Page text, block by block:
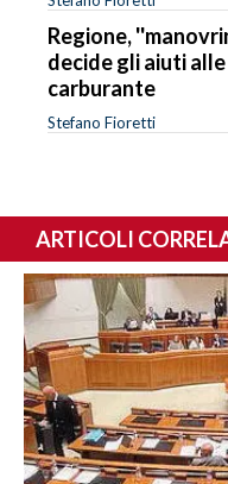
Regione,
decide gli aiuti
carburante
Stefano Fioretti
ARTICOLI